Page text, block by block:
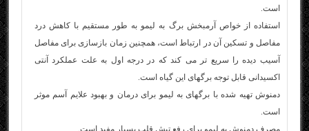
است.
استفاده از خواص آرمبخش برگ به لیمو به طور مستقیم با کاهش درد
مفاصل و تسکین آن در ارتباط است، همچنین زمان بازسازی برای مفاصل
آسیب دیده را سریع تر می کند که در درجه اول به علت عملکرد آنتی
اکسیدانی قابل توجه برگهای این گیاه است.
دمنوش تهیه شده با برگهای به لیمو برای درمان و بهبود علایم آسم موثر
است.